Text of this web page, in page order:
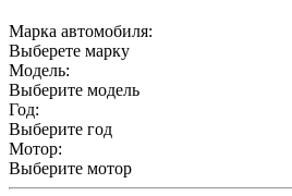
Марка автомобиля:
Выберете марку
Модель:
Выберите модель
Год:
Выберите год
Мотор:
Выберите мотор